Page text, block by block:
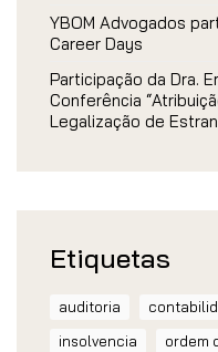
YBOM Advogados
Career Days
Participação da Dra.
Conferência
Legalização de
Etiquetas
auditoria
insolvencia
ordem